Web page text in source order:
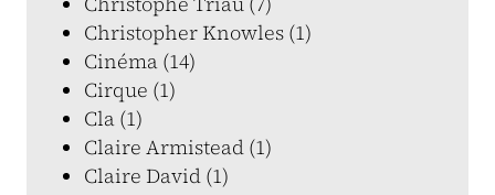
Christopher Knowles (1)
Cinéma (14)
Cirque (1)
Cla (1)
Claire Armistead (1)
Claire David (1)